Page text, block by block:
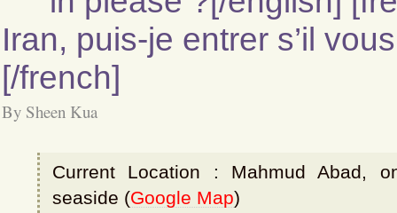
Iran, puis-je entrer s’il
[/french]
By Sheen Kua
Current Location : Mahmud Abad,
seaside (Google Map)